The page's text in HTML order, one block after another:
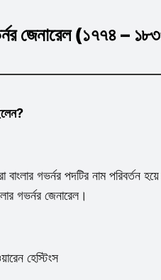
জেনারেল (১৭৭৪ –
গভর্নর পদটির নাম পরিবর্তন
গভর্নর জেনারেল।
হেস্টিংস